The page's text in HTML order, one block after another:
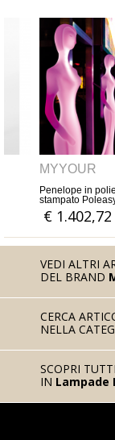
goffrato
MYYOUR
Piantana
in
illuminabile
per uso
€ 504,66
VEDI ALTRI
DEL BRAND
CERCA
NELLA
SCOPRI
IN Lampade